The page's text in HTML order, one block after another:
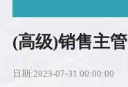
(高级)销售主管
日期:2023-07-31 00:00:00